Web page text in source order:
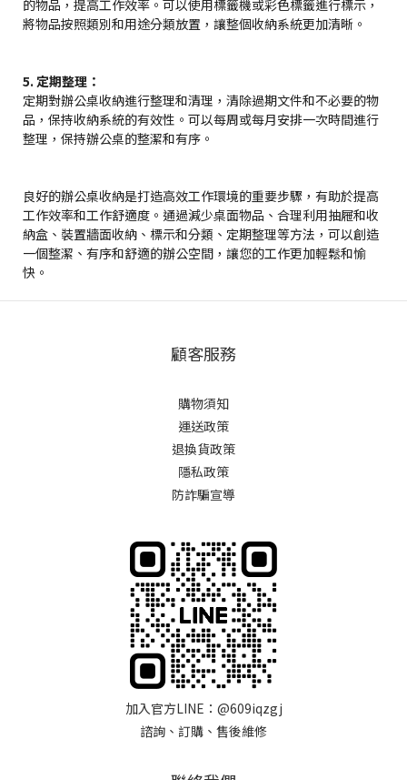
的物品，提高工作效率。可以使用標籤機或彩色標籤進行標示，
將物品按照類別和用途分類放置，讓整個收納系統更加清晰。
5. 定期整理：
定期對辦公桌收納進行整理和清理，清除過期文件和不必要的物
品，保持收納系統的有效性。可以每周或每月安排一次時間進行
整理，保持辦公桌的整潔和有序。
良好的辦公桌收納是打造高效工作環境的重要步驟，有助於提高
工作效率和工作舒適度。通過減少桌面物品、合理利用抽屜和收
納盒、裝置牆面收納、標示和分類、定期整理等方法，可以創造
一個整潔、有序和舒適的辦公空間，讓您的工作更加輕鬆和愉
快。
顧客服務
購物須知
運送政策
退換貨政策
隱私政策
防詐騙宣導
加入官方LINE：@609iqzgj
諮詢、訂購、售後維修